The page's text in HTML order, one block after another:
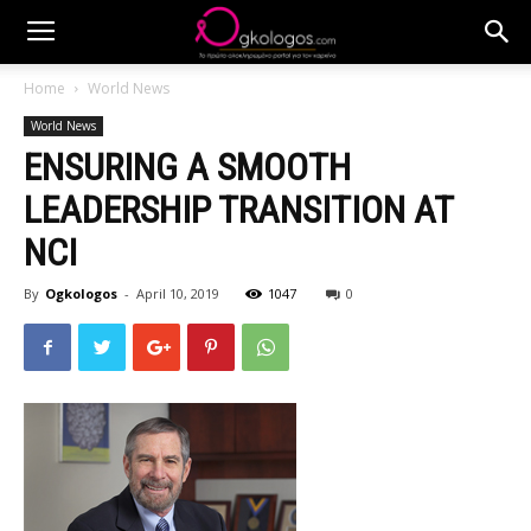
Home World News
World News
ENSURING A SMOOTH
LEADERSHIP TRANSITION AT
NCI
By Ogkologos - April 10, 2019 1047 0